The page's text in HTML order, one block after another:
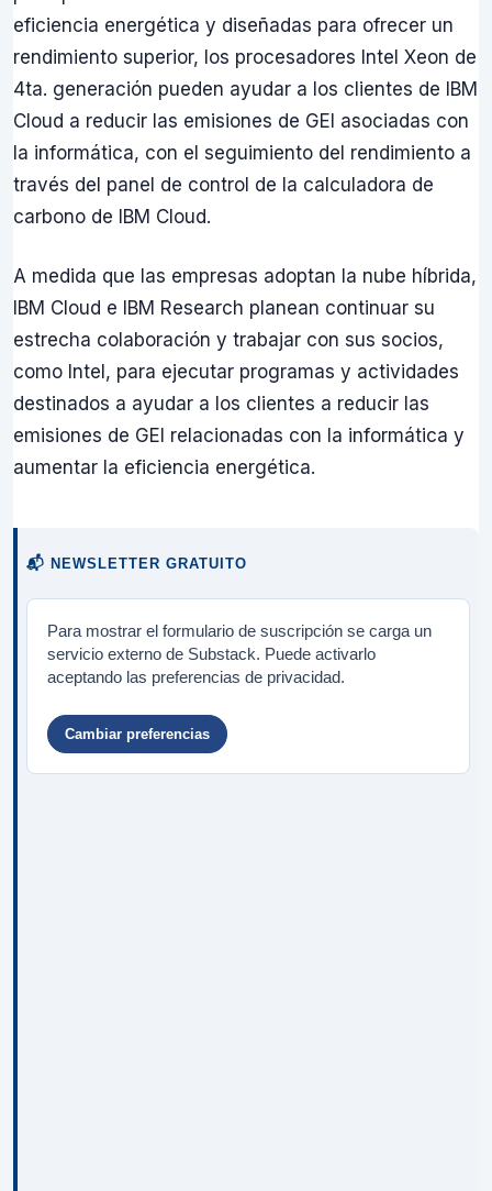
eficiencia energética y diseñadas para ofrecer un
rendimiento superior, los procesadores Intel Xeon de
4ta. generación pueden ayudar a los clientes de IBM
Cloud a reducir las emisiones de GEI asociadas con
la informática, con el seguimiento del rendimiento a
través del panel de control de la calculadora de
carbono de IBM Cloud.
A medida que las empresas adoptan la nube híbrida,
IBM Cloud e IBM Research planean continuar su
estrecha colaboración y trabajar con sus socios,
como Intel, para ejecutar programas y actividades
destinados a ayudar a los clientes a reducir las
emisiones de GEI relacionadas con la informática y
aumentar la eficiencia energética.
📬 NEWSLETTER GRATUITO
Para mostrar el formulario de suscripción se carga un
servicio externo de Substack. Puede activarlo
aceptando las preferencias de privacidad.
Cambiar preferencias